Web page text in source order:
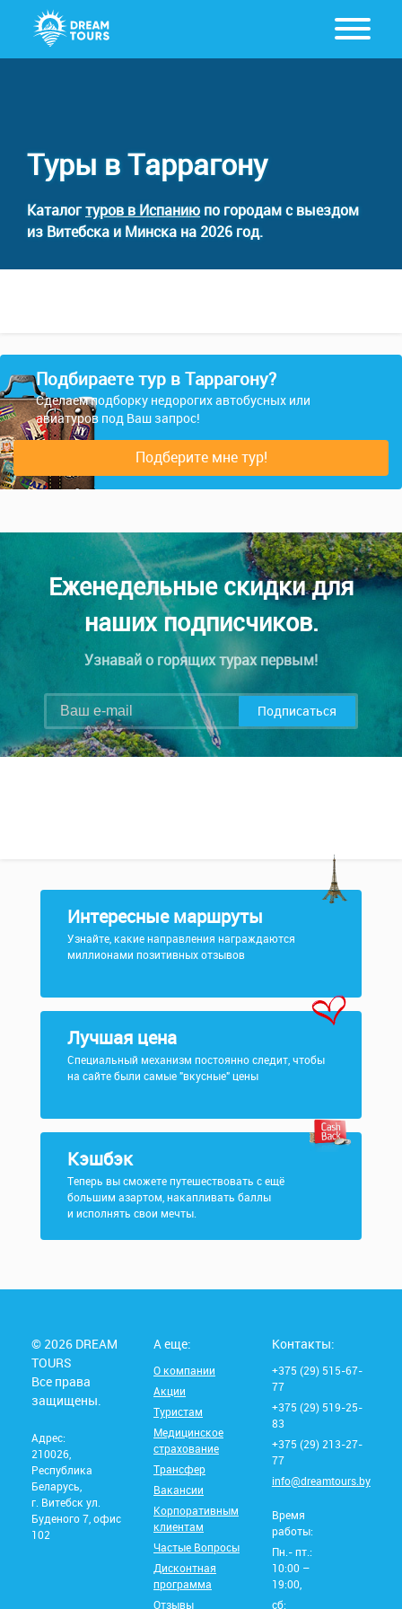
Туры в Таррагону
Каталогтуров в Испанию по городам с выездом
из Витебска и Минска на 2026 год.
Подбираете тур в Таррагону?
Сделаем подборку недорогих автобусных или
авиатуров под Ваш запрос!
Подберите мне тур!
Еженедельные скидки для
наших подписчиков.
Узнавай о горящих турах первым!
Подписаться
Интересные маршруты
Узнайте, какие направления награждаются
миллионами позитивных отзывов
Лучшая цена
Специальный механизм постоянно следит, чтобы
на сайте были самые "вкусные" цены
Кэшбэк
Теперь вы сможете путешествовать с ещё
большим азартом, накапливать баллы
и исполнять свои мечты.
© 2026 DREAM
TOURS
Все права
защищены.
Адрес:
210026,
Республика
Беларусь,
г. Витебск ул.
Буденого 7, офис
102
А еще:
О компании
Акции
Туристам
Медицинское
страхование
Трансфер
Вакансии
Корпоративным
клиентам
Частые Вопросы
Дисконтная
программа
Отзывы
Контакты:
+375 (29) 515-67-
77
+375 (29) 519-25-
83
+375 (29) 213-27-
77
info@dreamtours.by
Время
работы:
Пн.- пт.:
10:00 –
19:00,
сб: